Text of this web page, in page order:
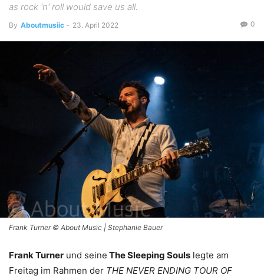
as rock 'n' roll would save us all.
By Aboutmusiic - 23. April 2022 0
Frank Turner © About Musïc | Stephanie Bauer
Frank Turner und seine The Sleeping Souls legte am
Freitag im Rahmen der THE NEVER ENDING TOUR OF